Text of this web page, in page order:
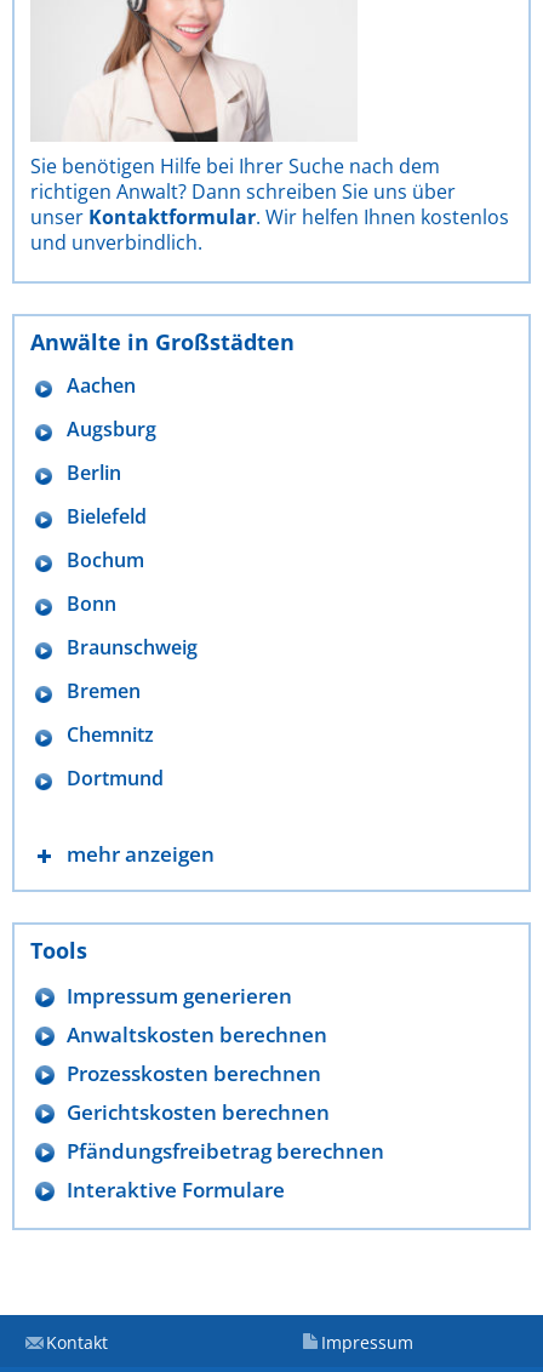
Sie benötigen Hilfe bei Ihrer Suche nach dem
richtigen Anwalt? Dann schreiben Sie uns über
unser Kontaktformular. Wir helfen Ihnen kostenlos
und unverbindlich.
Anwälte in Großstädten
Aachen
Augsburg
Berlin
Bielefeld
Bochum
Bonn
Braunschweig
Bremen
Chemnitz
Dortmund
mehr anzeigen
Tools
Impressum generieren
Anwaltskosten berechnen
Prozesskosten berechnen
Gerichtskosten berechnen
Pfändungsfreibetrag berechnen
Interaktive Formulare
Kontakt Impressum